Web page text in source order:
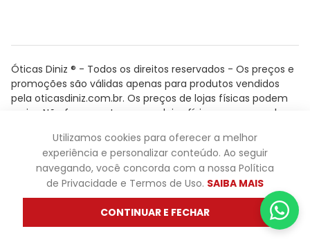
Óticas Diniz ® - Todos os direitos reservados - Os preços e
promoções são válidas apenas para produtos vendidos
pela oticasdiniz.com.br. Os preços de lojas físicas podem
variar. Não fazemos trocas em lojas físicas, apenas pelo
Powered by
Utilizamos cookies para oferecer a melhor
experiência e personalizar conteúdo. Ao seguir
navegando, você concorda com a nossa Política
de Privacidade e Termos de Uso. SAIBA MAIS
CONTINUAR E FECHAR